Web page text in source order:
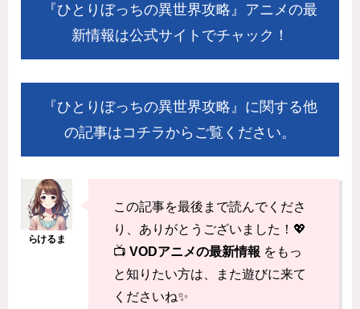
『ひとりぼっちの異世界攻略』アニメの最
新情報は公式サイトでチャック！
『ひとりぼっちの異世界攻略』に関する他
の記事はコチラからご覧ください。
この記事を最後まで読んでくださ
り、ありがとうございました！💖
📺 VODアニメの最新情報 をもっ
と知りたい方は、また遊びに来て
くださいね✨